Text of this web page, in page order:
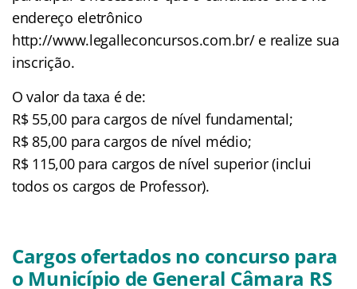
endereço eletrônico
http://www.legalleconcursos.com.br/ e realize sua
inscrição.
O valor da taxa é de:
R$ 55,00 para cargos de nível fundamental;
R$ 85,00 para cargos de nível médio;
R$ 115,00 para cargos de nível superior (inclui
todos os cargos de Professor).
Cargos ofertados no concurso para
o Município de General Câmara RS